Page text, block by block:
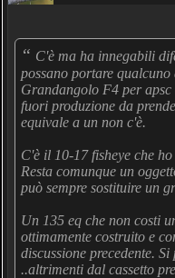
“ C'è ma ha innegabili
possano portare
Grandangolo F4 per
fuori produzione da
equivale a un non c'è.
C'è il 10-17 fisheye che
Resta comunque un
può sempre sostituire un
Un 135 eq che non costi
ottimamente costruito e
discussione precedente.
..altrimenti dal cassetto